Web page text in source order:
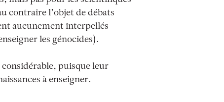
contraire l’objet de débats
aucunement interpellés
les génocides).
puisque leur
à enseigner.